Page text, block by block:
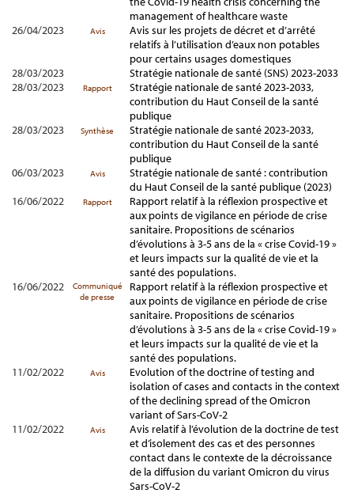
management of healthcare waste
26/04/2023
Avis
Avis sur les projets de décret et d’arrêté
relatifs à l’utilisation d’eaux non potables
pour certains usages domestiques
28/03/2023
Stratégie nationale de santé (SNS) 2023-2033
28/03/2023
Rapport
Stratégie nationale de santé 2023-2033,
contribution du Haut Conseil de la santé
publique
28/03/2023
Synthèse
Stratégie nationale de santé 2023-2033,
contribution du Haut Conseil de la santé
publique
06/03/2023
Avis
Stratégie nationale de santé : contribution
du Haut Conseil de la santé publique (2023)
16/06/2022
Rapport
Rapport relatif à la réflexion prospective et
aux points de vigilance en période de crise
sanitaire. Propositions de scénarios
d’évolutions à 3-5 ans de la « crise Covid-19 »
et leurs impacts sur la qualité de vie et la
santé des populations.
16/06/2022
Communiqué
de presse
Rapport relatif à la réflexion prospective et
aux points de vigilance en période de crise
sanitaire. Propositions de scénarios
d’évolutions à 3-5 ans de la « crise Covid-19 »
et leurs impacts sur la qualité de vie et la
santé des populations.
11/02/2022
Avis
Evolution of the doctrine of testing and
isolation of cases and contacts in the context
of the declining spread of the Omicron
variant of Sars-CoV-2
11/02/2022
Avis
Avis relatif à l’évolution de la doctrine de test
et d’isolement des cas et des personnes
contact dans le contexte de la décroissance
de la diffusion du variant Omicron du virus
Sars-CoV-2